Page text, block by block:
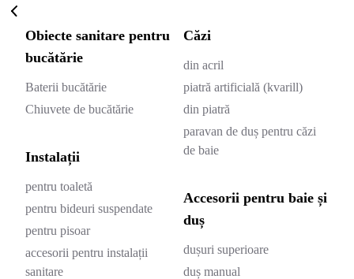
Obiecte sanitare pentru
bucătărie
Baterii bucătărie
Chiuvete de bucătărie
Instalații
pentru toaletă
pentru bideuri suspendate
pentru pisoar
accesorii pentru instalații
sanitare
Căzi
din acril
piatră artificială (kvarill)
din piatră
paravan de duș pentru căzi
de baie
Accesorii pentru baie și
duș
dușuri superioare
duș manual